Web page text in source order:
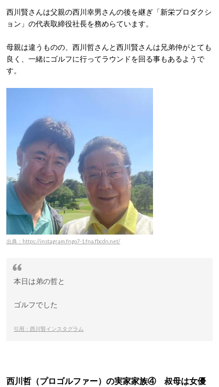
西川賢さんは父親の西川幸男さんの後を継ぎ「新栄プロダクシ
ョン」の代表取締役社長を務めらています。
母親は違うものの、西川哲さんと西川賢さんは兄弟仲がとても
良く、一緒にゴルフに行ってラウンドを回る事もあるようで
す。
出典：https://instagram.fngo7-1.fna.fbcdn.net/
本日は弟の哲と
ゴルフでした
引用：西川賢インスタグラム
西川哲（プロゴルファー）の実家家族④ 叔母は女優